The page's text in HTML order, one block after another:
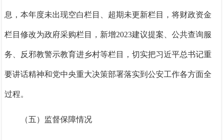
息，本年度未出现空白栏目、超期未更新栏目，将财政资金
栏目修改为政府采购栏目，新增2023建议提案、公共查询服
务、反邪教警示教育进乡村等栏目，切实把习近平总书记重
要讲话精神和党中央重大决策部署落实到公安工作各方面全
过程。
（五）监督保障情况